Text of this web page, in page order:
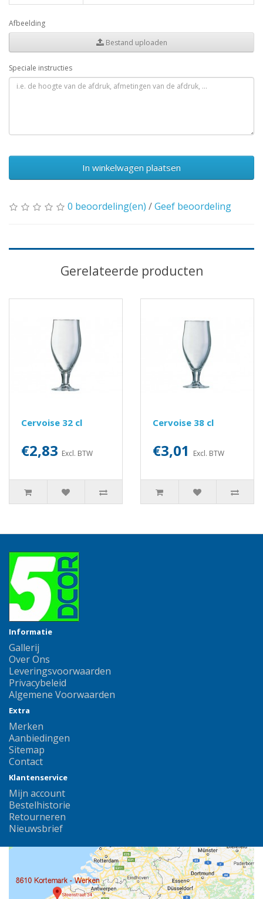
Afbeelding
Bestand uploaden
Speciale instructies
In winkelwagen plaatsen
0 beoordeling(en) /Geef beoordeling
Gerelateerde producten
Cervoise 32 cl
€2,83 Excl. BTW
Cervoise 38 cl
€3,01 Excl. BTW
Informatie
Gallerij
Over Ons
Leveringsvoorwaarden
Privacybeleid
Algemene Voorwaarden
Extra
Merken
Aanbiedingen
Sitemap
Contact
Klantenservice
Mijn account
Bestelhistorie
Retourneren
Nieuwsbrief